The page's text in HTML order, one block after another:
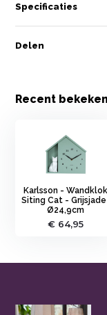
Specificaties
Delen
Recent bekeken
Karlsson - Wandklok
Siting Cat -
Ø24,9cm
€ 64,95